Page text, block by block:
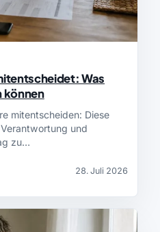
Was
können
mitentscheiden: Diese
und
zu…
28. Juli 2026